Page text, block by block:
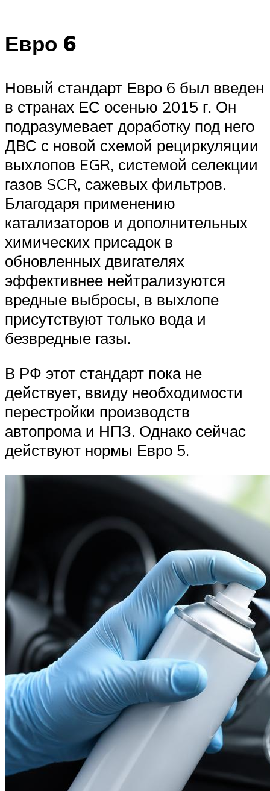
Евро 6
Новый стандарт Евро 6 был введен
в странах ЕС осенью 2015 г. Он
подразумевает доработку под него
ДВС с новой схемой рециркуляции
выхлопов EGR, системой селекции
газов SCR, сажевых фильтров.
Благодаря применению
катализаторов и дополнительных
химических присадок в
обновленных двигателях
эффективнее нейтрализуются
вредные выбросы, в выхлопе
присутствуют только вода и
безвредные газы.
В РФ этот стандарт пока не
действует, ввиду необходимости
перестройки производств
автопрома и НПЗ. Однако сейчас
действуют нормы Евро 5.